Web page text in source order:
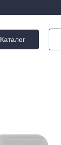
Каталог